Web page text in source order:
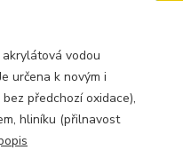
vodou
určena k novým i
předchozí oxidace),
hliníku (přilnavost